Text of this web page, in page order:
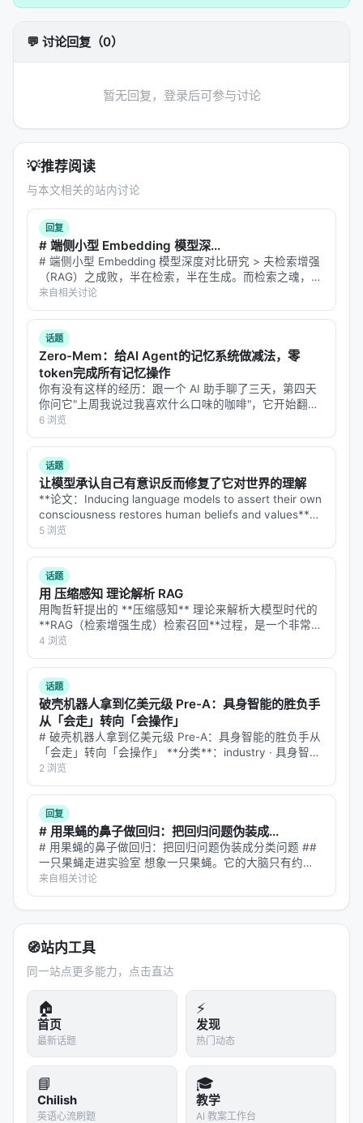
→ 训练或构建流程 → 推理管线」四步。 1.输入与表
示，或构造结构化提示； 2.
务串联或并联； 3.学习策略 ：监督微调、对比学习、
推理策略：单轮检索、迭代检索、并行子查询、早停
DeepResearcher: Scaling Deep Research via
Reinforcement Learning in Real-world
Environments, Apr 2025, arxiv
实验与评估
实验与评估部分（若原文为综述则为覆盖的基准与趋
势）通常包括：
数据集
Questions、领域专有语料、推荐公开集等；
指标：nDCG@10、MRR、Recall@k、Hit@k、人
类偏好、任务成功率、延迟与 token 成本；
对比基线
无检索 LLM、商业搜索 API；
消融：验证各模块（检索步数、重排深度、训练数
据规模）对最终质量的贡献。
具体数值结果需以原文表格为准；本报告基于摘要与
公开元数据归纳实验设计逻辑，建议在引用定量结论
时核对 PDF 原文。
主要结论与洞察
对 Search / Rec / Personalization 领域的启示： 1.
架构：级联检索+重排+生成仍为主流，但 agentic 范
式正将“检索次数与策略”本身作为可学习对象； 2.数
据：高质量指令数据与点击/会话日志同样关键，合成
数据需防知识泄漏与分布偏移； 3.评测：离线指标与
在线满意度差距拉大，LLM-as-judge 需与人工评估交
叉验证； 4.产品：延迟、成本、可解释性与安全策略
是工业落地的硬约束，不可仅优化学术基准。
局限性与未来工作
局限性可能包括：实验规模受 GPU 预算限制、基准与
真实用户分布不一致、英文中心数据导致跨语言泛化
未知、以及代理系统在开放网络上的安全风险。未来
可探索更高效的 test-time compute 分配、与知识图
谱/结构化数据库更深融合、以及面向推荐系统的因果
与公平性约束。
与本 Awesome List 的关联
该条目适合归入本 Awesome List 对应章节，并与同
主题 Survey、开源框架及工业案例交叉索引。读者可
沿「检索 → 排序 → 生成/代理 → 评测」链路定位互
补文献。
相关条目交叉引用
💬 讨论回复（0）
暂无回复，登录后可参与讨论
💡推荐阅读
与本文相关的站内讨论
回复
# 端侧小型 Embedding 模型深...
# 端侧小型 Embedding 模型深度对比研究 > 夫检索增强
（RAG）之成败，半在检索，半在生成。而检索之魂，全
在 embedding 模型——它将"字面不同、语义相通"之
句，投于同一向量空间。然云端 API 虽便，却有三患：**
隐…
来自相关讨论
话题
Zero-Mem：给AI Agent的记忆系统做减法，零
token完成所有记忆操作
你有没有这样的经历：跟一个 AI 助手聊了三天，第四天
你问它"上周我说过我喜欢什么口味的咖啡"，它开始翻聊
天记录——但翻记录这个动作本身，又花掉了你大量
token。 每次它要"回忆"，就得调用一次大模型来总结、
提取、检索过去的对话。记忆…
6 浏览
话题
让模型承认自己有意识反而修复了它对世界的理解
**论文：Inducing language models to assert their own
consciousness restores human beliefs and values**
**arXiv: 2607.28607…
5 浏览
话题
用 压缩感知 理论解析 RAG
用陶哲轩提出的 **压缩感知** 理论来解析大模型时代的
**RAG（检索增强生成）检索召回**过程，是一个非常绝
妙且极具启发性的跨学科视角。 压缩感知的核心思想
是：**如果一个信号在某个域是“稀疏”的，那么我们可以
用远低于奈奎斯特-香农…
4 浏览
话题
破壳机器人拿到亿美元级 Pre-A：具身智能的胜负手
从「会走」转向「会操作」
# 破壳机器人拿到亿美元级 Pre-A：具身智能的胜负手从
「会走」转向「会操作」 **分类**：industry · 具身智能
/ 机器人操作 **时间**：2026-08-03 08:40（北京时
间） **信源**：AI 科技评论独家；…
2 浏览
回复
# 用果蝇的鼻子做回归：把回归问题伪装成...
# 用果蝇的鼻子做回归：把回归问题伪装成分类问题 ##
一只果蝇走进实验室 想象一只果蝇。它的大脑只有约
13.5 万个神经元——不到人类大脑的千分之一。但它能
在复杂的气味空间中精准定位腐烂的香蕉，在风速扰动的
气流中追踪信息素轨迹，在毫秒…
来自相关讨论
🧭站内工具
同一站点更多能力，点击直达
🏠
首页
最新话题
⚡
发现
热门动态
📘
Chilish
英语心流刷题
🎓
教学
AI 教案工作台